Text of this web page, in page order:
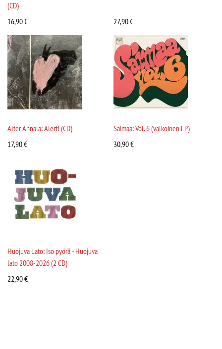
(CD)
16,90€ 27,90€
Alter Annala: Alert! (CD)
17,90€
Saimaa: Vol. 6 (valkoinen LP)
30,90€
Huojuva Lato: Iso pyörä - Huojuva
lato 2008-2026 (2 CD)
22,90€